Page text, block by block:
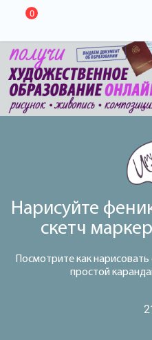
0
Нарисуйте
скетч
Посмотрите как
простой